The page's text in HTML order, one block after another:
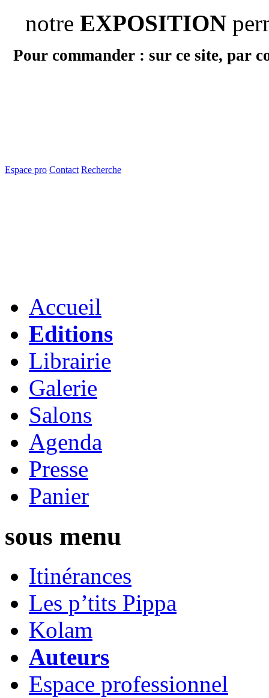
notre EXPOSITION
Pour commander : sur ce site, par
Espace pro Contact Recherche
Accueil
Editions
Librairie
Galerie
Salons
Agenda
Presse
Panier
sous menu
Itinérances
Les p’tits Pippa
Kolam
Auteurs
Espace professionnel